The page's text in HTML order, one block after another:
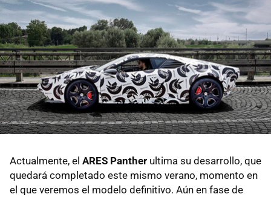
Actualmente, el ARES Panther ultima su desarrollo, que
quedará completado este mismo verano, momento en
el que veremos el modelo definitivo. Aún en fase de